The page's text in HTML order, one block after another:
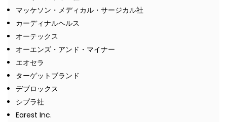
マッケソン・メディカル・サージカル社
カーディナルヘルス
オーテックス
オーエンズ・アンド・マイナー
エオセラ
ターゲットブランド
デブロックス
シプラ社
Earest Inc.